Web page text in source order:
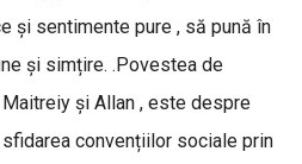
și sentimente pure , să pună în
și simțire. .Povestea de
și Allan , este despre
convențiilor sociale prin